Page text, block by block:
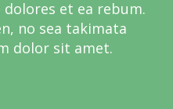
et ea rebum.
no sea takimata
dolor sit amet.